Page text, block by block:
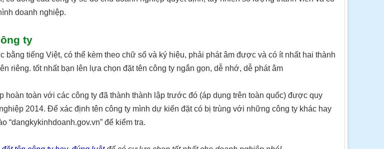
doanh nghiệp.
ty
bằng tiếng Việt, có thể kèm theo chữ số và ký hiệu, phải phát âm được và có ít nhất hai thành
riêng. tốt nhất bạn lên lựa chọn đặt tên công ty ngắn gọn, dễ nhớ, dễ phát âm
hoàn toàn với các công ty đã thành thành lập trước đó (áp dụng trên toàn quốc) được quy
2014. Để xác định tên công ty mình dự kiến đặt có bị trùng với những công ty khác hay
“dangkykinhdoanh.gov.vn” để kiểm tra.